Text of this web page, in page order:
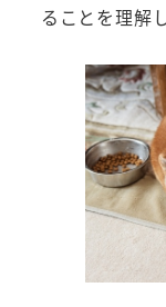
ることを理解